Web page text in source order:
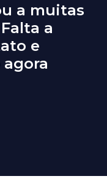
a muitas
Falta a
e
agora